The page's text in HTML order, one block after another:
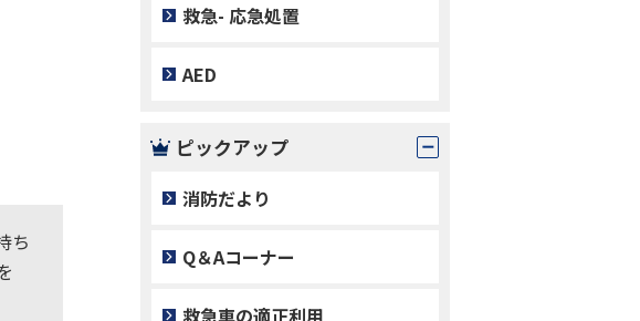
ち
救急- 応急処置
AED
ピックアップ
消防だより
Q＆Aコーナー
救急車の適正利用